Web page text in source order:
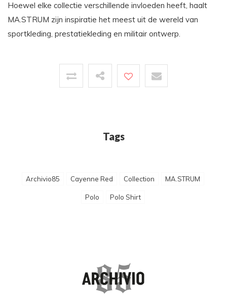
Hoewel elke collectie verschillende invloeden heeft, haalt
MA.STRUM zijn inspiratie het meest uit de wereld van
sportkleding, prestatiekleding en militair ontwerp.
Tags
Archivio85 Cayenne Red Collection MA.STRUM
Polo Polo Shirt